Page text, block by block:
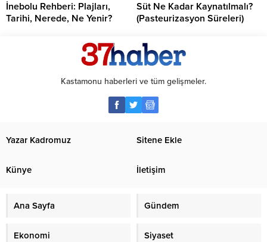
İnebolu Rehberi: Plajları,
Tarihi, Nerede, Ne Yenir?
Süt Ne Kadar Kaynatılmalı?
(Pasteurizasyon Süreleri)
Kastamonu haberleri ve tüm gelişmeler.
Yazar Kadromuz Sitene Ekle
Künye İletişim
Ana Sayfa Gündem
Ekonomi Siyaset